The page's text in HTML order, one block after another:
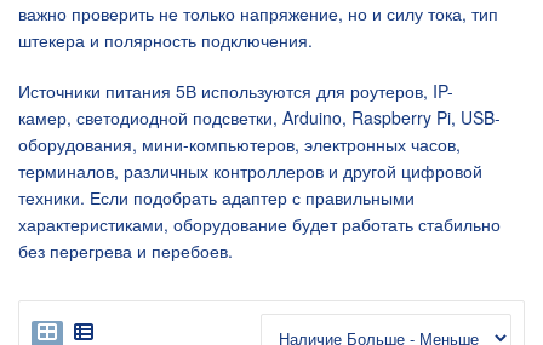
важно проверить не только напряжение, но и силу тока, тип
штекера и полярность подключения.
Источники питания 5В используются для роутеров, IP-
камер, светодиодной подсветки, Arduino, Raspberry Pi, USB-
оборудования, мини-компьютеров, электронных часов,
терминалов, различных контроллеров и другой цифровой
техники. Если подобрать адаптер с правильными
характеристиками, оборудование будет работать стабильно
без перегрева и перебоев.